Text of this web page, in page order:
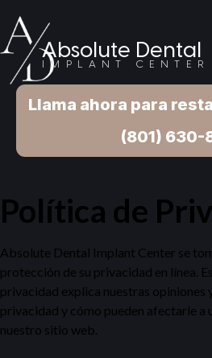
Absolute Dental
IMPLANT CENTER
Llama ahora para
(801) 630-
Política de
Absolute Dental Implant Center se
protección de su privacidad en línea.
privacidad explica nuestras opiniones
privacidad y cómo pueden afectarle a
nuestro sitio web.